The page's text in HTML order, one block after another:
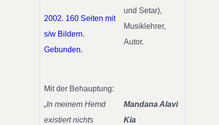
2002. 160 Seiten mit
s/w Bildern.
Gebunden.
Mit der Behauptung:
„In meinem Hemd
existiert nichts
und Setar),
Musiklehrer,
Autor.
Mandana Alavi
Kia